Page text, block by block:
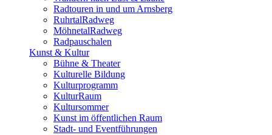
Radtouren in und um Arnsberg
RuhrtalRadweg
MöhnetalRadweg
Radpauschalen
Kunst & Kultur
Bühne & Theater
Kulturelle Bildung
Kulturprogramm
KulturRaum
Kultursommer
Kunst im öffentlichen Raum
Stadt- und Eventführungen